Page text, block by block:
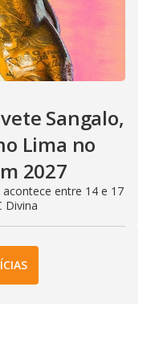
Sangalo,
Lima no
2027
entre 14 e 17
Divina